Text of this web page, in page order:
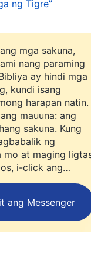
ng salapi at
Ang
sa mali,
iyon,
sa
kung ano
upang
sa akin
Ang mga
ng Tigre”
mga sakuna,
nang paraming
ay hindi mga
kundi isang
harapan natin.
mauuna: ang
sakuna. Kung
ng
mo at maging
i-click ang
study group.
ang Messenger